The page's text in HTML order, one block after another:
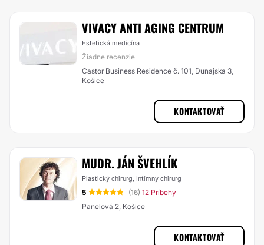
VIVACY ANTI AGING CENTRUM
Estetická medicína
Žiadne recenzie
Castor Business Residence č. 101, Dunajska 3,
Košice
KONTAKTOVAŤ
MUDR. JÁN ŠVEHLÍK
Plastický chirurg, Intímny chirurg
5 (16)·12 Príbehy
Panelová 2, Košice
KONTAKTOVAŤ